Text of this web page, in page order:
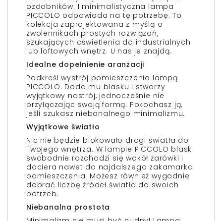
ozdobników. I minimalistyczna lampa
PICCOLO odpowiada na tę potrzebę. To
kolekcja zaprojektowana z myślą o
zwolennikach prostych rozwiązań,
szukających oświetlenia do industrialnych
lub loftowych wnętrz. U nas je znajdą.
Idealne dopełnienie aranżacji
Podkreśl wystrój pomieszczenia lampą
PICCOLO. Doda mu blasku i stworzy
wyjątkowy nastrój, jednocześnie nie
przyłączając swoją formą. Pokochasz ją,
jeśli szukasz niebanalnego minimalizmu.
Wyjątkowe światło
Nic nie będzie blokowało drogi światła do
Twojego wnętrza. W lampie PICCOLO blask
swobodnie rozchodzi się wokół żarówki i
dociera nawet do najdalszego zakamarka
pomieszczenia. Możesz również wygodnie
dobrać liczbę źródeł światła do swoich
potrzeb.
Niebanalna prostota